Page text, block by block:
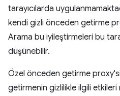
tarayıcılarda
kendi gizli önceden getirme
Arama bu iyileştirmeleri bu
düşünebilir.
Özel önceden getirme
getirmenin gizlilikle ilgili